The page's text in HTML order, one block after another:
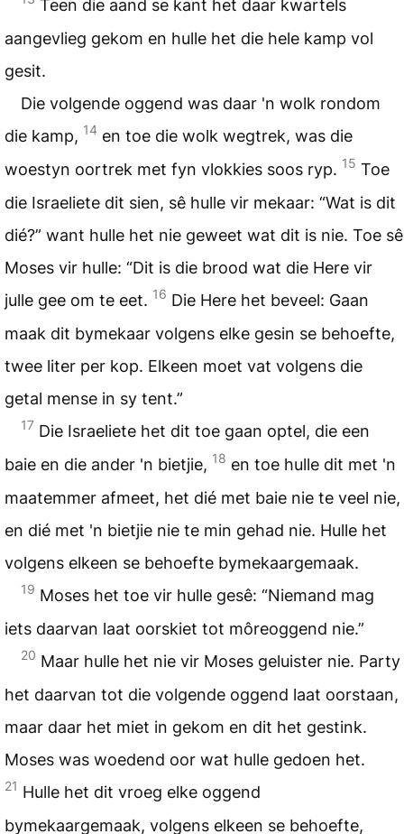
Teen die aand se kant het daar kwartels
aangevlieg gekom en hulle het die hele kamp vol
gesit.
Die volgende oggend was daar 'n wolk rondom
die kamp, 14 en toe die wolk wegtrek, was die
woestyn oortrek met fyn vlokkies soos ryp. 15 Toe
die Israeliete dit sien, sê hulle vir mekaar: “Wat is dit
dié?” want hulle het nie geweet wat dit is nie. Toe sê
Moses vir hulle: “Dit is die brood wat die Here vir
julle gee om te eet. 16 Die Here het beveel: Gaan
maak dit bymekaar volgens elke gesin se behoefte,
twee liter per kop. Elkeen moet vat volgens die
getal mense in sy tent.”
17 Die Israeliete het dit toe gaan optel, die een
baie en die ander 'n bietjie, 18 en toe hulle dit met 'n
maatemmer afmeet, het dié met baie nie te veel nie,
en dié met 'n bietjie nie te min gehad nie. Hulle het
volgens elkeen se behoefte bymekaargemaak.
19 Moses het toe vir hulle gesê: “Niemand mag
iets daarvan laat oorskiet tot môreoggend nie.”
20 Maar hulle het nie vir Moses geluister nie. Party
het daarvan tot die volgende oggend laat oorstaan,
maar daar het miet in gekom en dit het gestink.
Moses was woedend oor wat hulle gedoen het.
21 Hulle het dit vroeg elke oggend
bymekaargemaak, volgens elkeen se behoefte,